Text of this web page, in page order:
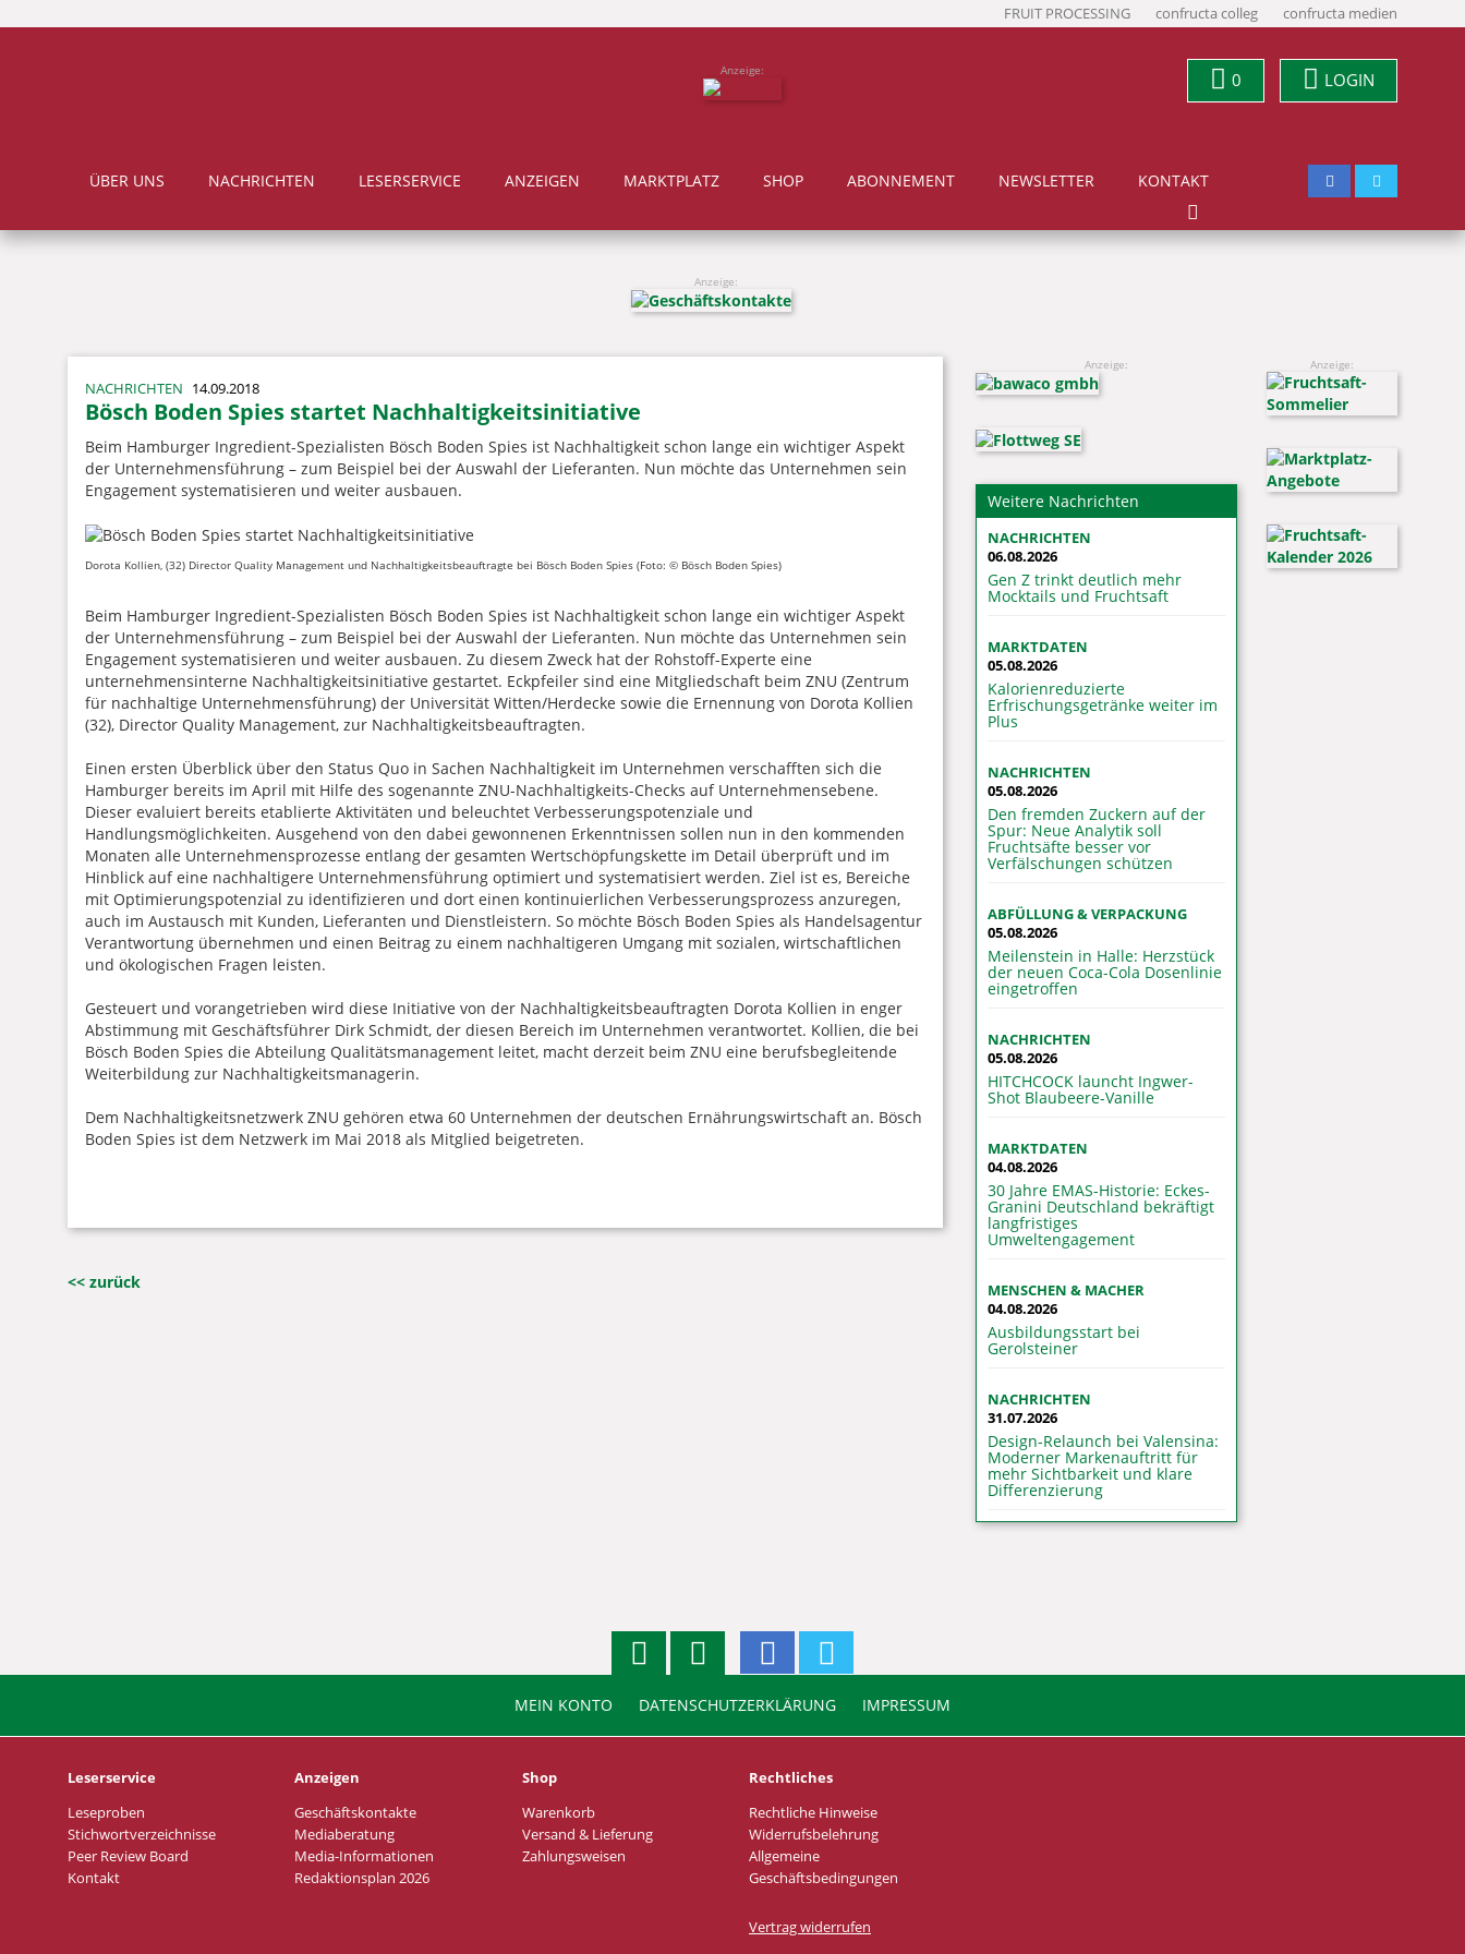
FRUIT PROCESSING confructa colleg confructa medien
0 LOGIN
Anzeige:
ÜBER UNS NACHRICHTEN LESERSERVICE ANZEIGEN MARKTPLATZ SHOP ABONNEMENT NEWSLETTER KONTAKT
Anzeige:
NACHRICHTEN 14.09.2018
Bösch Boden Spies startet Nachhaltigkeitsinitiative
Beim Hamburger Ingredient-Spezialisten Bösch Boden Spies ist Nachhaltigkeit schon lange ein wichtiger Aspekt
der Unternehmensführung – zum Beispiel bei der Auswahl der Lieferanten. Nun möchte das Unternehmen sein
Engagement systematisieren und weiter ausbauen.
Dorota Kollien, (32) Director Quality Management und Nachhaltigkeitsbeauftragte bei Bösch Boden Spies (Foto: © Bösch Boden Spies)
Beim Hamburger Ingredient-Spezialisten Bösch Boden Spies ist Nachhaltigkeit schon lange ein wichtiger Aspekt
der Unternehmensführung – zum Beispiel bei der Auswahl der Lieferanten. Nun möchte das Unternehmen sein
Engagement systematisieren und weiter ausbauen. Zu diesem Zweck hat der Rohstoff-Experte eine
unternehmensinterne Nachhaltigkeitsinitiative gestartet. Eckpfeiler sind eine Mitgliedschaft beim ZNU (Zentrum
für nachhaltige Unternehmensführung) der Universität Witten/Herdecke sowie die Ernennung von Dorota Kollien
(32), Director Quality Management, zur Nachhaltigkeitsbeauftragten.
Einen ersten Überblick über den Status Quo in Sachen Nachhaltigkeit im Unternehmen verschafften sich die
Hamburger bereits im April mit Hilfe des sogenannte ZNU-Nachhaltigkeits-Checks auf Unternehmensebene.
Dieser evaluiert bereits etablierte Aktivitäten und beleuchtet Verbesserungspotenziale und
Handlungsmöglichkeiten. Ausgehend von den dabei gewonnenen Erkenntnissen sollen nun in den kommenden
Monaten alle Unternehmensprozesse entlang der gesamten Wertschöpfungskette im Detail überprüft und im
Hinblick auf eine nachhaltigere Unternehmensführung optimiert und systematisiert werden. Ziel ist es, Bereiche
mit Optimierungspotenzial zu identifizieren und dort einen kontinuierlichen Verbesserungsprozess anzuregen,
auch im Austausch mit Kunden, Lieferanten und Dienstleistern. So möchte Bösch Boden Spies als Handelsagentur
Verantwortung übernehmen und einen Beitrag zu einem nachhaltigeren Umgang mit sozialen, wirtschaftlichen
und ökologischen Fragen leisten.
Gesteuert und vorangetrieben wird diese Initiative von der Nachhaltigkeitsbeauftragten Dorota Kollien in enger
Abstimmung mit Geschäftsführer Dirk Schmidt, der diesen Bereich im Unternehmen verantwortet. Kollien, die bei
Bösch Boden Spies die Abteilung Qualitätsmanagement leitet, macht derzeit beim ZNU eine berufsbegleitende
Weiterbildung zur Nachhaltigkeitsmanagerin.
Dem Nachhaltigkeitsnetzwerk ZNU gehören etwa 60 Unternehmen der deutschen Ernährungswirtschaft an. Bösch
Boden Spies ist dem Netzwerk im Mai 2018 als Mitglied beigetreten.
<< zurück
Anzeige:
Weitere Nachrichten
NACHRICHTEN
06.08.2026
Gen Z trinkt deutlich mehr
Mocktails und Fruchtsaft
MARKTDATEN
05.08.2026
Kalorienreduzierte
Erfrischungsgetränke weiter im
Plus
NACHRICHTEN
05.08.2026
Den fremden Zuckern auf der
Spur: Neue Analytik soll
Fruchtsäfte besser vor
Verfälschungen schützen
ABFÜLLUNG & VERPACKUNG
05.08.2026
Meilenstein in Halle: Herzstück
der neuen Coca-Cola Dosenlinie
eingetroffen
NACHRICHTEN
05.08.2026
HITCHCOCK launcht Ingwer-
Shot Blaubeere-Vanille
MARKTDATEN
04.08.2026
30 Jahre EMAS-Historie: Eckes-
Granini Deutschland bekräftigt
langfristiges
Umweltengagement
MENSCHEN & MACHER
04.08.2026
Ausbildungsstart bei
Gerolsteiner
NACHRICHTEN
31.07.2026
Design-Relaunch bei Valensina:
Moderner Markenauftritt für
mehr Sichtbarkeit und klare
Differenzierung
Anzeige:
MEIN KONTO DATENSCHUTZERKLÄRUNG IMPRESSUM
Leserservice
Leseproben
Stichwortverzeichnisse
Peer Review Board
Kontakt
Anzeigen
Geschäftskontakte
Mediaberatung
Media-Informationen
Redaktionsplan 2026
Shop
Warenkorb
Versand & Lieferung
Zahlungsweisen
Rechtliches
Rechtliche Hinweise
Widerrufsbelehrung
Allgemeine
Geschäftsbedingungen
Vertrag widerrufen